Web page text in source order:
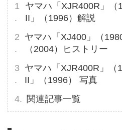
ヤマハ「XJR400R」（
II」（1996）解説
ヤマハ「XJ400」（
（2004）ヒストリー
ヤマハ「XJR400R」（
II」（1996） 写真
関連記事一覧